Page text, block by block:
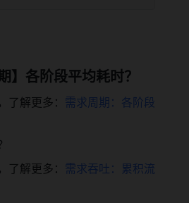
】各阶段平均耗时？
了解更多： 需求周期：各阶段
了解更多： 需求吞吐：累积流